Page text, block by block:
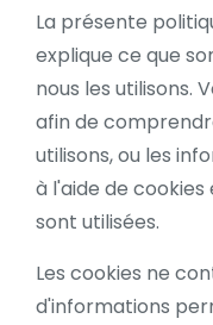
La présente
explique ce que
nous les utilisons.
afin de
utilisons, ou les
à l'aide de
sont utilisées.
Les cookies ne
d'informations